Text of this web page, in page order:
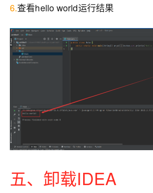
6.查看hello world运行结果
五、卸载IDEA